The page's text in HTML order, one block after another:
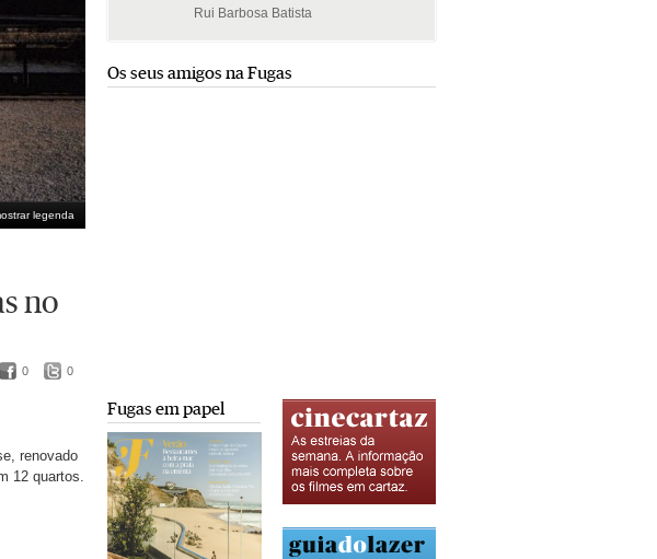
legenda
no
0 0
renovado
12 quartos.
Rui Barbosa Batista
Os seus amigos na Fugas
Fugas em papel